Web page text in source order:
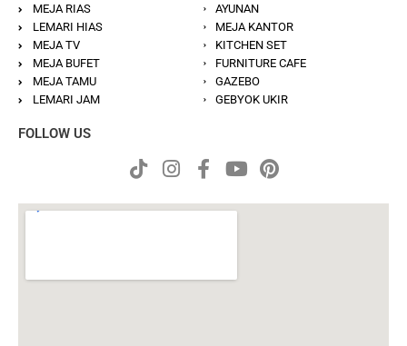
MEJA RIAS
LEMARI HIAS
MEJA TV
MEJA BUFET
MEJA TAMU
LEMARI JAM
AYUNAN
MEJA KANTOR
KITCHEN SET
FURNITURE CAFE
GAZEBO
GEBYOK UKIR
FOLLOW US